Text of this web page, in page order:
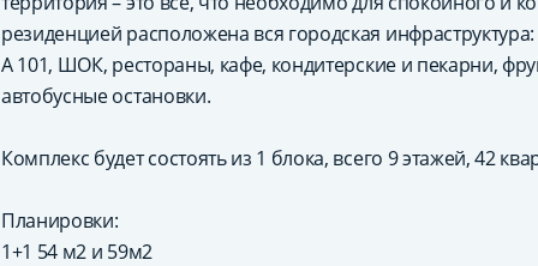
резиденцией расположена вся городская
A 101, ШОК, рестораны, кафе, кондитерские и пекарни,
автобусные остановки.
Комплекс будет состоять из 1 блока, всего 9 этажей, 42
Планировки:
1+1 54 м2 и 59м2